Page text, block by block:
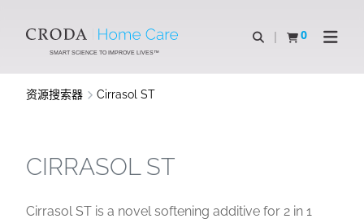
CONTENTSMART SCIENCE TO IMPROVE LIVES™
Open Search
0
查看购物车Open
资源搜索器 Cirrasol ST
CIRRASOL ST
Cirrasol ST is a novel softening additive for 2 in 1